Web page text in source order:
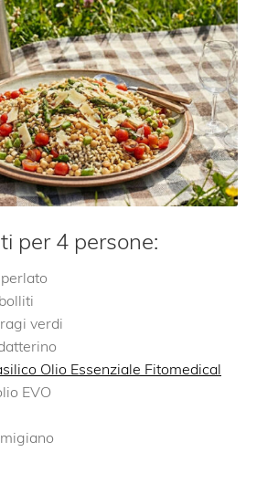
per 4 persone:
verdi
Olio Essenziale Fitomedical
EVO